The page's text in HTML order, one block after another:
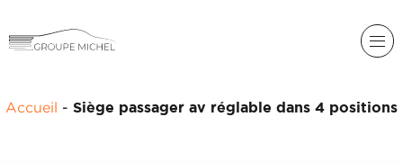
DACIA
Accueil - Siège passager av réglable dans 4 positions